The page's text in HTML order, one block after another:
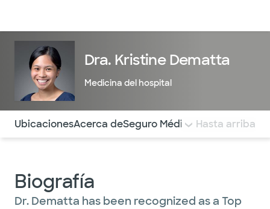
Dra. Kristine Dematta
Medicina del hospital
Utilice esta navegación para saltar rápidamente a
UbicacionesAcerca deSeguro Médico COMENTARIOS
Hasta arriba
Biografía
Dr. Dematta has been recognized as a Top